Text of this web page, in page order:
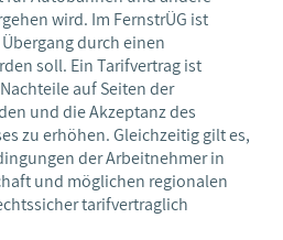
wird. Im FernstrÜG ist
durch einen
soll. Ein Tarifvertrag ist
auf Seiten der
und die Akzeptanz des
zu erhöhen. Gleichzeitig gilt es,
der Arbeitnehmer in
und möglichen regionalen
tarifvertraglich